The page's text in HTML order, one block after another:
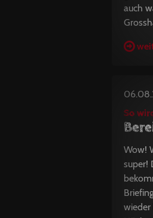
auch
So
Wow!
super!
wieder